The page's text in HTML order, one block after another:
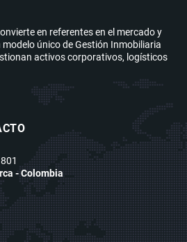
en referentes en el mercado y
único de Gestión Inmobiliaria
activos corporativos, logísticos
- Colombia